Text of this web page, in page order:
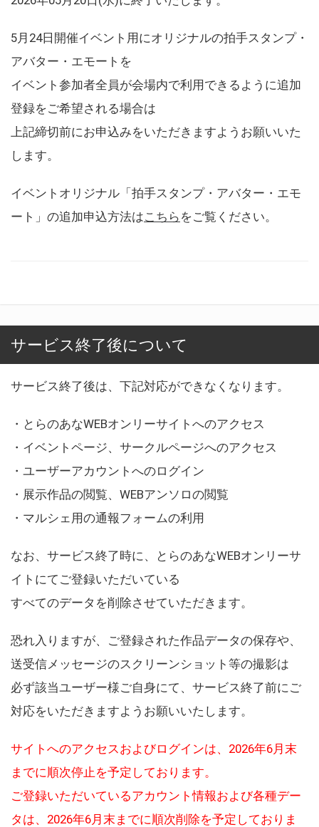
5月24日開催イベント用にオリジナルの拍手スタンプ・
アバター・エモートを
イベント参加者全員が会場内で利用できるように追加
登録をご希望される場合は
上記締切前にお申込みをいただきますようお願いいた
します。
イベントオリジナル「拍手スタンプ・アバター・エモ
ート」の追加申込方法はこちら をご覧ください。
サービス終了後について
サービス終了後は、下記対応ができなくなります。
・とらのあなWEBオンリーサイトへのアクセス
・イベントページ、サークルページへのアクセス
・ユーザーアカウントへのログイン
・展示作品の閲覧、WEBアンソロの閲覧
・マルシェ用の通報フォームの利用
なお、サービス終了時に、とらのあなWEBオンリーサ
イトにてご登録いただいている
すべてのデータを削除させていただきます。
恐れ入りますが、ご登録された作品データの保存や、
送受信メッセージのスクリーンショット等の撮影は
必ず該当ユーザー様ご自身にて、サービス終了前にご
対応をいただきますようお願いいたします。
サイトへのアクセスおよびログインは、2026年6月末
までに順次停止を予定しております。
ご登録いただいているアカウント情報および各種デー
タは、2026年6月末までに順次削除を予定しておりま